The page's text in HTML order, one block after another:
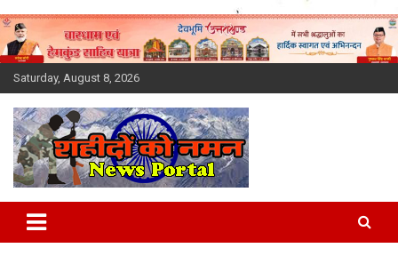
Skip
to
content
Saturday, August 8, 2026
Latest News Today, Breaking
News, Uttarakhand News in